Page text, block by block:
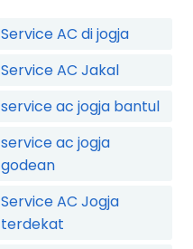
Service AC di jogja
Service AC Jakal
service ac jogja bantul
service ac jogja
godean
Service AC Jogja
terdekat